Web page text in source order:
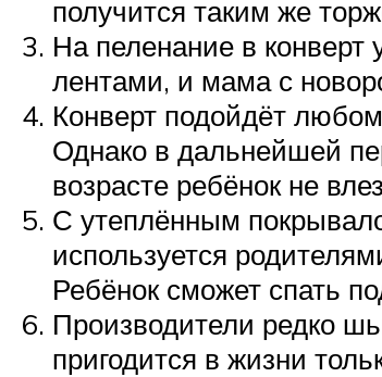
получится таким же
На пеленание в конверт
лентами, и мама с
Конверт подойдёт
Однако в дальнейшей
возрасте ребёнок не
С утеплённым
используется
Ребёнок сможет спать
Производители редко
пригодится в жизни